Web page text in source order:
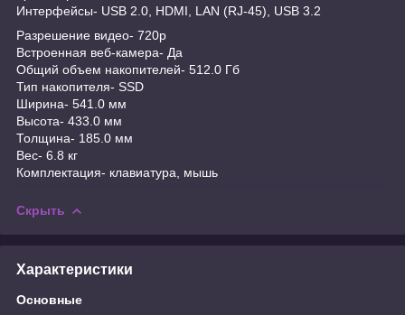
Интерфейсы- USB 2.0, HDMI, LAN (RJ-45), USB 3.2
Разрешение видео- 720p
Встроенная веб-камера- Да
Общий объем накопителей- 512.0 Гб
Тип накопителя- SSD
Ширина- 541.0 мм
Высота- 433.0 мм
Толщина- 185.0 мм
Вес- 6.8 кг
Комплектация- клавиатура, мышь
Скрыть
Характеристики
Основные